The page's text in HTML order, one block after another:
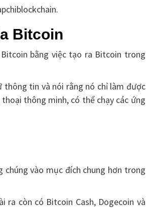
Bitcoin
bằng việc tạo ra Bitcoin trong
thông tin và nói rằng nó chỉ làm được
thông minh, có thể chạy các ứng
vào mục đích chung hơn trong
còn có Bitcoin Cash, Dogecoin và